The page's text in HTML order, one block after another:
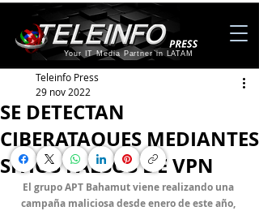
Your IT Media Partner in LATAM
SE DETECTAN
CIBERATAQUES MEDIANTES
SITIOS FALSOS DE VPN
Teleinfo Press
29 nov 2022
El grupo APT Bahamut viene realizando una
campaña maliciosa desde enero de este año,